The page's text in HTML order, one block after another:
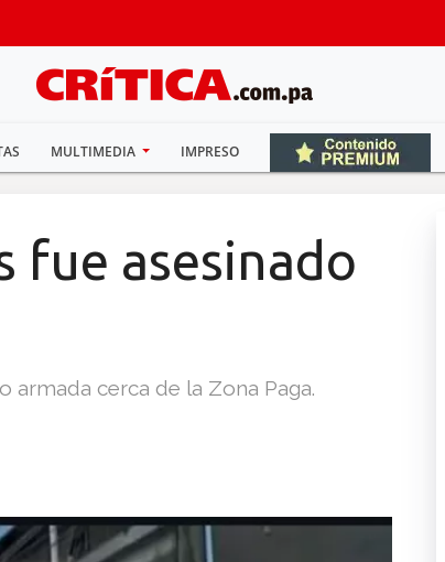
MULTIMEDIA IMPRESO
fue asesinado
cerca de la Zona Paga.